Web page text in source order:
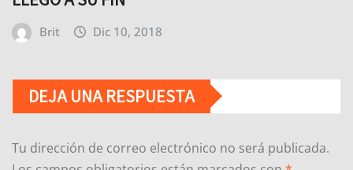
Brit Dic 10, 2018
DEJA UNA RESPUESTA
Tu dirección de correo electrónico no será publicada.